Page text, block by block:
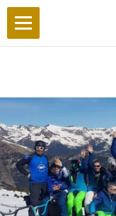
Vidéos
Forum
Facebook